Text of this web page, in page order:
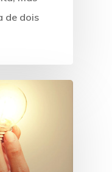
de dois